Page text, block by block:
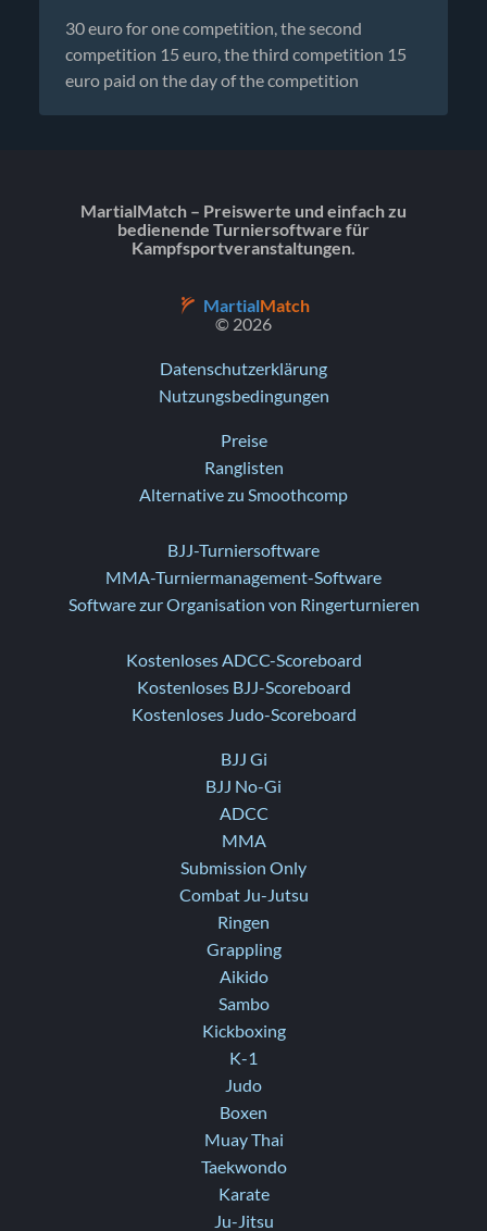
30 euro for one competition, the second
competition 15 euro, the third competition 15
euro paid on the day of the competition
MartialMatch – Preiswerte und einfach zu
bedienende Turniersoftware für
Kampfsportveranstaltungen.
MartialMatch
© 2026
Datenschutzerklärung
Nutzungsbedingungen
Preise
Ranglisten
Alternative zu Smoothcomp
BJJ-Turniersoftware
MMA-Turniermanagement-Software
Software zur Organisation von Ringerturnieren
Kostenloses ADCC-Scoreboard
Kostenloses BJJ-Scoreboard
Kostenloses Judo-Scoreboard
BJJ Gi
BJJ No-Gi
ADCC
MMA
Submission Only
Combat Ju-Jutsu
Ringen
Grappling
Aikido
Sambo
Kickboxing
K-1
Judo
Boxen
Muay Thai
Taekwondo
Karate
Ju-Jitsu